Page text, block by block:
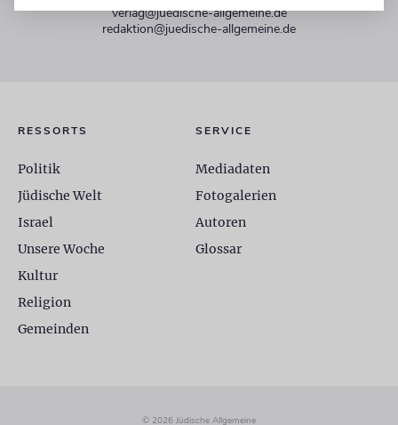
verlag@juedische-allgemeine.de
redaktion@juedische-allgemeine.de
RESSORTS
Politik
Jüdische Welt
Israel
Unsere Woche
Kultur
Religion
Gemeinden
SERVICE
Mediadaten
Fotogalerien
Autoren
Glossar
© 2026 Jüdische Allgemeine